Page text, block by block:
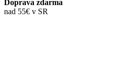
Doprava zdarma
nad 55€ v SR